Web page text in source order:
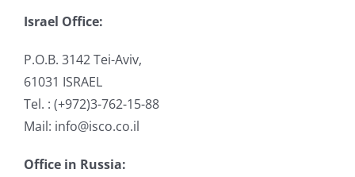
Israel Office:
P.O.B. 3142 Tei-Aviv,
61031 ISRAEL
Tel. : (+972)3-762-15-88
Mail: info@isco.co.il
Office in Russia: